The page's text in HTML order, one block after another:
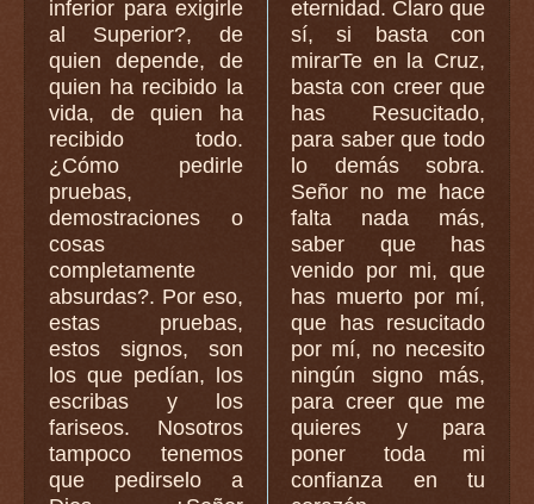
inferior para exigirle
al Superior?, de
quien depende, de
quien ha recibido la
vida, de quien ha
recibido todo.
¿Cómo pedirle
pruebas,
demostraciones o
cosas
completamente
absurdas?. Por eso,
estas pruebas,
estos signos, son
los que pedían, los
escribas y los
fariseos. Nosotros
tampoco tenemos
que pedirselo a
eternidad. Claro que
sí, si basta con
mirarTe en la Cruz,
basta con creer que
has Resucitado,
para saber que todo
lo demás sobra.
Señor no me hace
falta nada más,
saber que has
venido por mi, que
has muerto por mí,
que has resucitado
por mí, no necesito
ningún signo más,
para creer que me
quieres y para
poner toda mi
confianza en tu